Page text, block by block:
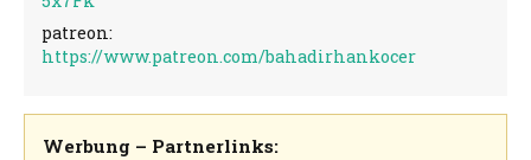
patreon:
https://www.patreon.com/bahadirhankocer
Werbung – Partnerlinks: